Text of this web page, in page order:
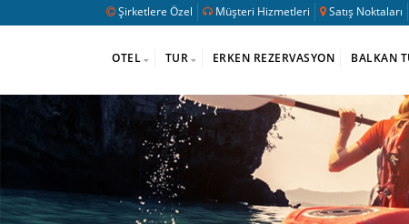
Şirketlere Özel Müşteri Hizmetleri Satış Noktaları
OTEL TUR ERKEN REZERVASYON BALKAN